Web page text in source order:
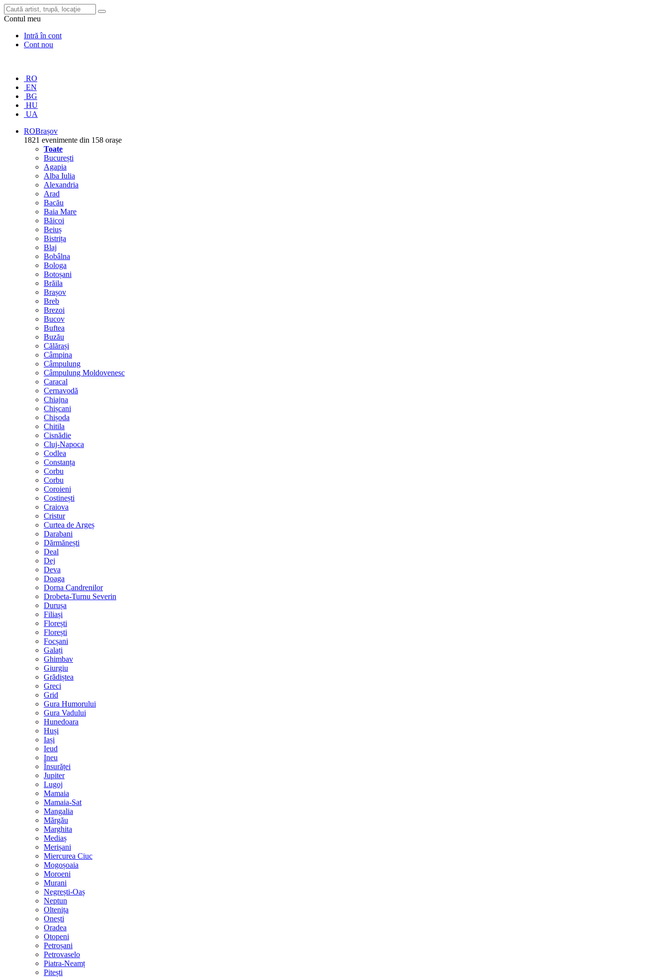
Contul meu
Intră în cont
Cont nou
RO
EN
BG
HU
UA
ROBrașov
1821 evenimente din 158 orașe
Toate
București
Agapia
Alba Iulia
Alexandria
Arad
Bacău
Baia Mare
Băicoi
Beiuș
Bistrița
Blaj
Bobâlna
Bologa
Botoșani
Brăila
Brașov
Breb
Brezoi
Bucov
Buftea
Buzău
Călărași
Câmpina
Câmpulung
Câmpulung Moldovenesc
Caracal
Cernavodă
Chiajna
Chișcani
Chișoda
Chitila
Cisnădie
Cluj-Napoca
Codlea
Constanța
Corbu
Corbu
Coroieni
Costinești
Craiova
Cristur
Curtea de Argeș
Darabani
Dărmănești
Deal
Dej
Deva
Doaga
Dorna Candrenilor
Drobeta-Turnu Severin
Durușa
Filiași
Florești
Florești
Focșani
Galați
Ghimbav
Giurgiu
Grădiștea
Greci
Grid
Gura Humorului
Gura Vadului
Hunedoara
Huși
Iași
Ieud
Ineu
Însurăței
Jupiter
Lugoj
Mamaia
Mamaia-Sat
Mangalia
Mărgău
Marghita
Mediaș
Merișani
Miercurea Ciuc
Mogoșoaia
Moroeni
Murani
Negrești-Oaș
Neptun
Oltenița
Onești
Oradea
Otopeni
Petroșani
Petrovaselo
Piatra-Neamț
Pitești